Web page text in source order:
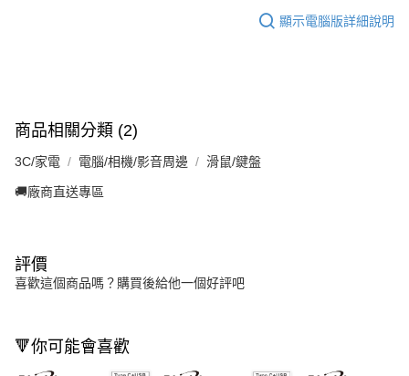
顯示電腦版詳細說明
商品相關分類 (2)
3C/家電 電腦/相機/影音周邊 滑鼠/鍵盤
🚚廠商直送專區
評價
喜歡這個商品嗎？購買後給他一個好評吧
🔻你可能會喜歡